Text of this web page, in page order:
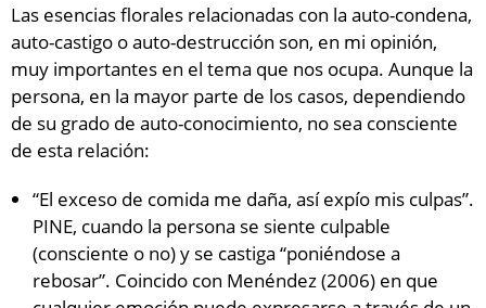
Las esencias florales relacionadas con la auto-condena,
auto-castigo o auto-destrucción son, en mi opinión,
muy importantes en el tema que nos ocupa. Aunque la
persona, en la mayor parte de los casos, dependiendo
de su grado de auto-conocimiento, no sea consciente
de esta relación:
“El exceso de comida me daña, así expío mis culpas”.
PINE, cuando la persona se siente culpable
(consciente o no) y se castiga “poniéndose a
rebosar”. Coincido con Menéndez (2006) en que